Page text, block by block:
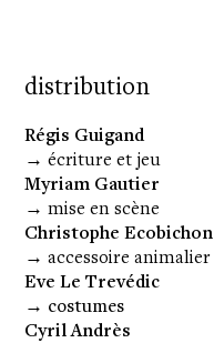
distribution
Régis Guigand
→ écriture et jeu
Myriam Gautier
→ mise en scène
Christophe Ecobichon
→ accessoire animalier
Eve Le Trevédic
→ costumes
Cyril Andrès